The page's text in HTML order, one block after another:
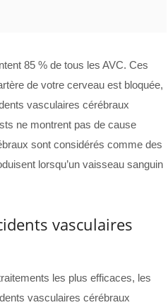
85 % de tous les AVC. Ces
de votre cerveau est bloquée,
vasculaires cérébraux
ne montrent pas de cause
sont considérés comme des
lorsqu’un vaisseau sanguin
vasculaires
les plus efficaces, les
vasculaires cérébraux